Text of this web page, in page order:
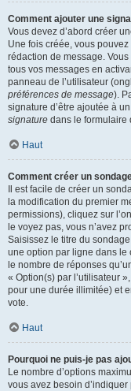
Comment ajouter une
Vous devez d’abord créer
Une fois créée, vous
rédaction de message.
tous vos messages en
panneau de l’utilisateur
préférences de message).
signature d’être ajoutée à
signature dans le formulaire
Haut
Comment créer un
Il est facile de créer un
la modification du premier
permissions), cliquez sur
le voyez pas, vous n’avez
Saisissez le titre du
une option par ligne dans le
le nombre de réponses
« Option(s) par l’utilisateur
pour une durée illimitée) et
vote.
Haut
Pourquoi ne puis-je pas
Le nombre d’options
vous avez besoin